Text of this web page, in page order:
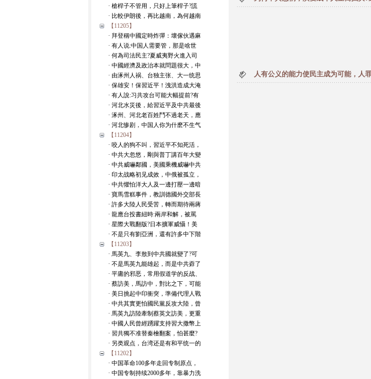
· 槍桿子不管用，只好上筆桿子?謊
· 比較伊朗後，再比越南，為何越南
【11205】
· 拜登稱中國定時炸彈：壞傢伙遇麻
· 有人说:中国人需要管，那是啥世
· 何為司法民主?夏威夷野火進入司
· 中國經濟及政治本就問題很大，中
· 由涿州人祸、台独主张、大一统思
· 保雄安！保習近平！洩洪造成大淹
· 有人說:习共攻台可能大幅提前?有
· 河北水災後，給習近平及中共最後
· 涿州、河北老百姓鬥不過老天，應
· 河北惨剧，中国人你为什麽不生气
【11204】
· 咬人的狗不叫，習近平不知死活，
· 中共大忽悠，剛與普丁講百年大變
· 中共威嚇鄰國，美國乘機威嚇中共
· 印太战略初见成效，中俄被孤立，
· 中共懼怕洋大人及一邊打壓一邊暗
· 寶馬雪糕事件，教訓德國外交部長
· 許多大陸人民受苦，轉而期待兩蔣
· 龍應台投書紐時:兩岸和解，被罵
· 星際大戰翻版?日本擴軍威懾！美
· 不是只有劉亞洲，還有許多中下階
【11203】
· 馬英九、李敖到中共國就變了?可
· 不是馬英九能雄起，而是中共孬了
· 平庸的邪恶，常用假道学的反战、
· 蔡訪美，馬訪中，對比之下，可能
· 美日挑起中印衝突，準備代理人戰
· 中共其實更怕國民黨反攻大陸，曾
· 馬英九訪陸牽制蔡英文訪美，更重
· 中國人民曾經踴躍支持習大撒幣上
· 習共獨不准替秦檜翻案，怕甚麼?
· 另类观点，台湾还是有和平统一的
【11202】
· 中国革命100多年走回专制原点，
· 中国专制持续2000多年，靠暴力洗
人有公义的能力使民主成为可能，人